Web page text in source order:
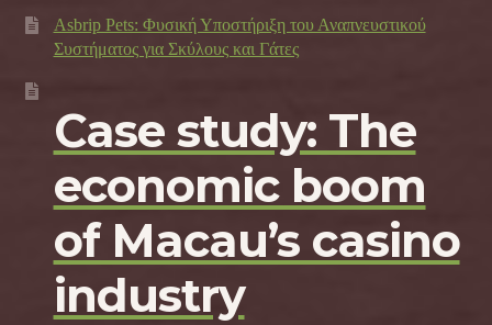
Asbrip Pets: Φυσική Υποστήριξη του Αναπνευστικού
Συστήματος για Σκύλους και Γάτες
Case study: The
economic boom
of Macau’s casino
industry